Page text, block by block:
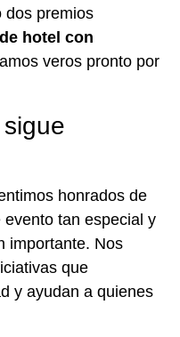
dos premios
hotel con
veros pronto por
honrados de
tan especial y
importante. Nos
que
y ayudan a quienes